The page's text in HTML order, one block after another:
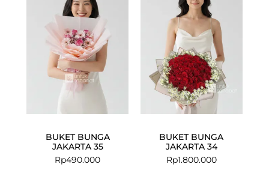
BUKET BUNGA
JAKARTA 35
Rp490.000
BUKET BUNGA
JAKARTA 34
Rp1.800.000